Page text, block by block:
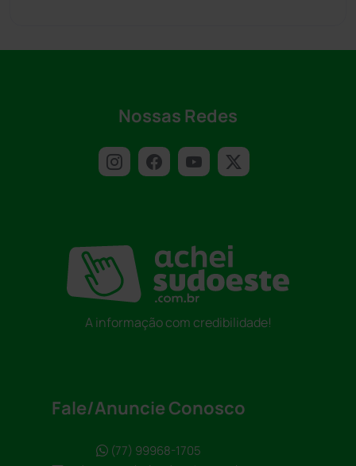
Nossas Redes
A informação com credibilidade!
Fale/Anuncie Conosco
(77) 99968-1705